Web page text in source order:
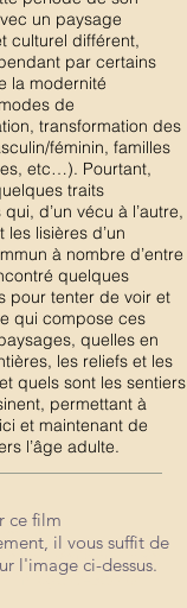
un paysage
culturel différent,
par certains
la modernité
de
transformation des
féminin, familles
etc…). Pourtant,
traits
d’un vécu à l’autre,
les lisières d’un
à nombre d’entre
quelques
pour tenter de voir et
qui compose ces
quelles en
les reliefs et les
quels sont les sentiers
permettant à
et maintenant de
l’âge adulte.
ce film
il vous suffit de
l'image ci-dessus.
film
il vous suffit de
l'image ci-dessus.
ce film
il vous suffit de
l'image ci-dessus.